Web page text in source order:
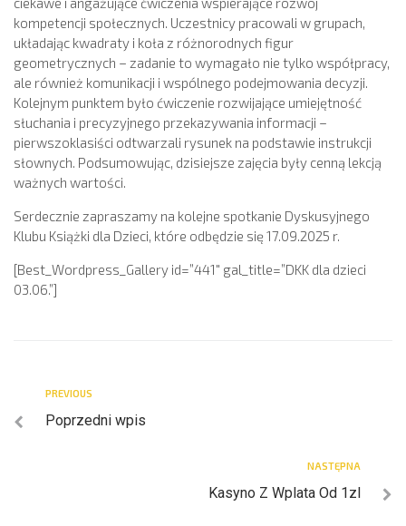
kompetencji społecznych. Uczestnicy pracowali w grupach,
układając kwadraty i koła z różnorodnych figur
geometrycznych – zadanie to wymagało nie tylko współpracy,
ale również komunikacji i wspólnego podejmowania decyzji.
Kolejnym punktem było ćwiczenie rozwijające umiejętność
słuchania i precyzyjnego przekazywania informacji –
pierwszoklasiści odtwarzali rysunek na podstawie instrukcji
słownych. Podsumowując, dzisiejsze zajęcia były cenną lekcją
ważnych wartości.
Serdecznie zapraszamy na kolejne spotkanie Dyskusyjnego
Klubu Książki dla Dzieci, które odbędzie się 17.09.2025 r.
[Best_Wordpress_Gallery id=”441″ gal_title=”DKK dla dzieci
03.06.”]
PREVIOUS
Poprzedni wpis
NASTĘPNA
Kasyno Z Wplata Od 1zl